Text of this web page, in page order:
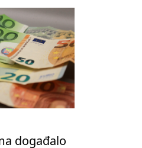
događalo